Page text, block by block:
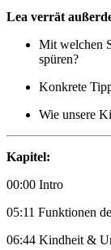
Lea verrät
Mit welchen
spüren?
Konkrete
Wie unsere
Kapitel:
00:00 Intro
05:11 Funktionen
06:44 Kindheit &